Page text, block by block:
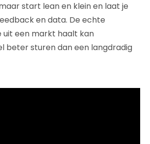
start lean en klein en laat je
en data. De echte
uit een markt haalt kan
beter sturen dan een langdradig